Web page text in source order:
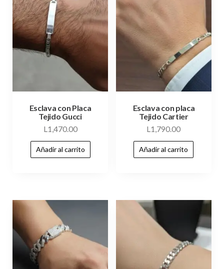
Esclava con Placa
Tejido Gucci
L 1,470.00
Añadir al carrito
Esclava con placa
Tejido Cartier
L 1,790.00
Añadir al carrito